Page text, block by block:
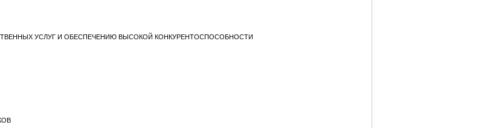
УСЛУГ И ОБЕСПЕЧЕНИЮ ВЫСОКОЙ КОНКУРЕНТОСПОСОБНОСТИ